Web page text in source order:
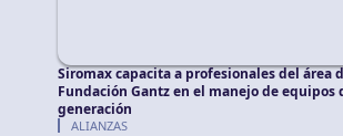
Siromax capacita a profesionales del área
Fundación Gantz en el manejo de equipos
generación
ALIANZAS